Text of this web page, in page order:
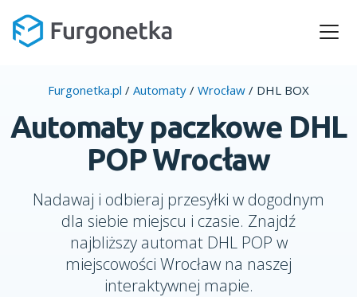
Furgonetka.pl / Automaty / Wrocław / DHL BOX
Automaty paczkowe DHL
POP Wrocław
Nadawaj i odbieraj przesyłki w dogodnym
dla siebie miejscu i czasie. Znajdź
najbliższy automat DHL POP w
miejscowości Wrocław na naszej
interaktywnej mapie.